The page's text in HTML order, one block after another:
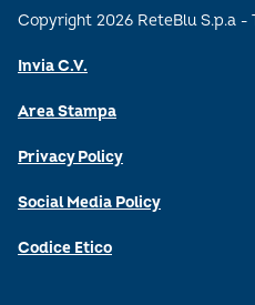
Copyright 2026 ReteBlu S.p.a
Invia C.V.
Area Stampa
Privacy Policy
Social Media Policy
Codice Etico